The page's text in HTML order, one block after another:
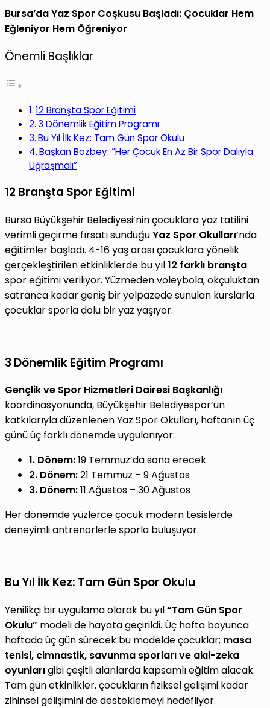
Bursa’da Yaz Spor Coşkusu Başladı: Çocuklar Hem
Eğleniyor Hem Öğreniyor
Önemli Başlıklar
12 Branşta Spor Eğitimi
3 Dönemlik Eğitim Programı
Bu Yıl İlk Kez: Tam Gün Spor Okulu
Başkan Bozbey: “Her Çocuk En Az Bir Spor Dalıyla
Uğraşmalı”
12 Branşta Spor Eğitimi
Bursa Büyükşehir Belediyesi’nin çocuklara yaz tatilini
verimli geçirme fırsatı sunduğuYaz Spor Okulları‘nda
eğitimler başladı. 4-16 yaş arası çocuklara yönelik
gerçekleştirilen etkinliklerde bu yıl12 farklı branşta
spor eğitimi veriliyor. Yüzmeden voleybola, okçuluktan
satranca kadar geniş bir yelpazede sunulan kurslarla
çocuklar sporla dolu bir yaz yaşıyor.
3 Dönemlik Eğitim Programı
Gençlik ve Spor Hizmetleri Dairesi Başkanlığı
koordinasyonunda, Büyükşehir Belediyespor’un
katkılarıyla düzenlenen Yaz Spor Okulları, haftanın üç
günü üç farklı dönemde uygulanıyor:
1. Dönem:19 Temmuz’da sona erecek.
2. Dönem:21 Temmuz – 9 Ağustos
3. Dönem:11 Ağustos – 30 Ağustos
Her dönemde yüzlerce çocuk modern tesislerde
deneyimli antrenörlerle sporla buluşuyor.
Bu Yıl İlk Kez: Tam Gün Spor Okulu
Yenilikçi bir uygulama olarak bu yıl“Tam Gün Spor
Okulu” modeli de hayata geçirildi. Üç hafta boyunca
haftada üç gün sürecek bu modelde çocuklar; masa
tenisi, cimnastik, savunma sporları ve akıl-zeka
oyunlarıgibi çeşitli alanlarda kapsamlı eğitim alacak.
Tam gün etkinlikler, çocukların fiziksel gelişimi kadar
zihinsel gelişimini de desteklemeyi hedefliyor.